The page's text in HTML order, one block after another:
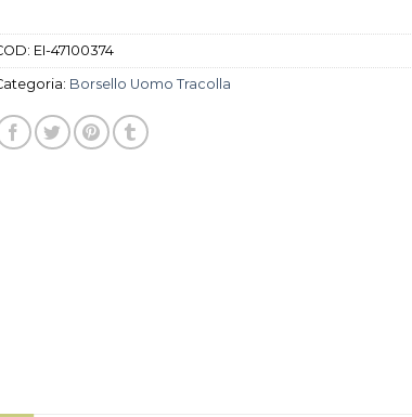
EI-47100374
Borsello Uomo Tracolla